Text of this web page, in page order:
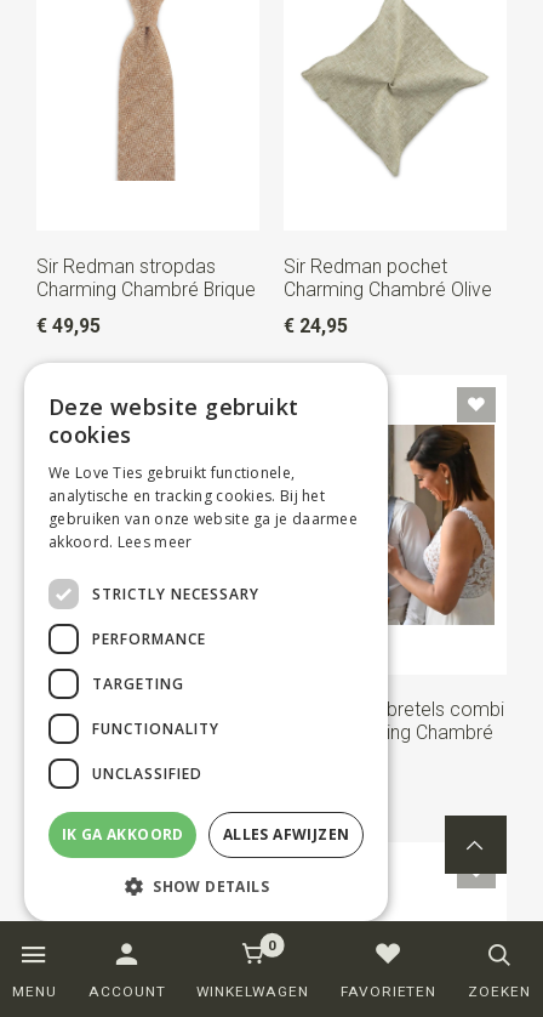
MENU ACCOUNT
0
WINKELWAGEN FAVORIETEN ZOEKEN
Sir Redman stropdas
Charming Chambré Brique
€ 49,95
Sir Redman pochet
Charming Chambré Olive
€ 24,95
ONZE KEUZE
Sir Redman bretels combi
pack Charming Chambré
Brique
€ 109,95
Sir Redman bretels combi
pack Charming Chambré
Deze website gebruikt
cookies
We Love Ties gebruikt functionele,
analytische en tracking cookies. Bij het
gebruiken van onze website ga je daarmee
akkoord. Lees meer
STRICTLY NECESSARY
PERFORMANCE
TARGETING
FUNCTIONALITY
UNCLASSIFIED
IK GA AKKOORD ALLES AFWIJZEN
SHOW DETAILS